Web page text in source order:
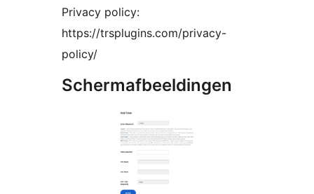
Privacy policy:
https://trsplugins.com/privacy-
policy/
Schermafbeeldingen